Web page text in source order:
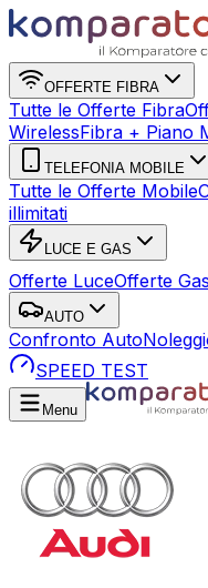
OFFERTE FIBRA
Tutte le Offerte Fibra
WirelessFibra + Piano
TELEFONIA MOBILE
Tutte le Offerte Mobile
illimitati
LUCE E GAS
Offerte LuceOfferte Gas
AUTO
Confronto Auto
SPEED TEST
Menu